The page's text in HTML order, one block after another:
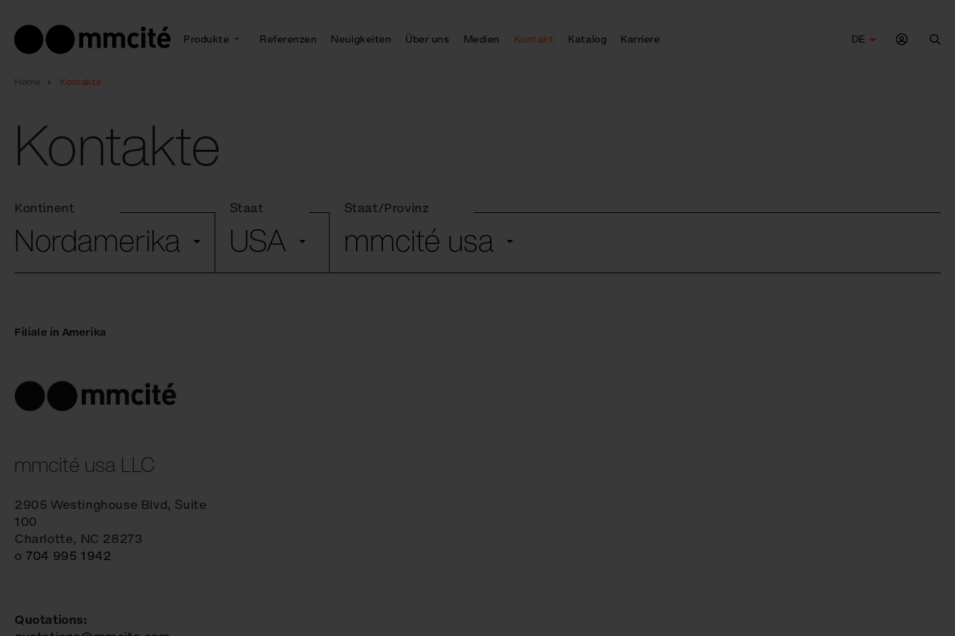
Produkte Referenzen Neuigkeiten Über uns Medien Kontakt Katalog Karriere
DE
Home Kontakte
Kontakte
Kontinent
Nordamerika
Staat
USA
Staat/Provinz
mmcité usa
Filiale in Amerika
mmcité usa LLC
2905 Westinghouse Blvd, Suite
100
Charlotte, NC 28273
o 704 995 1942
Quotations: